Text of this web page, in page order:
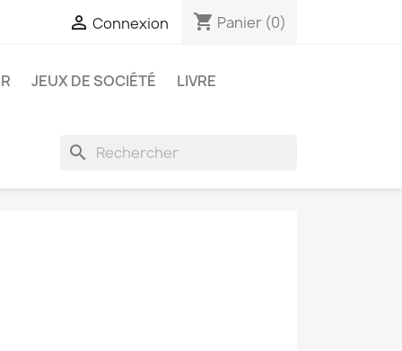
 Connexion shopping_cart Panier (0)
JEUX DE SOCIÉTÉ
LIVRE
search